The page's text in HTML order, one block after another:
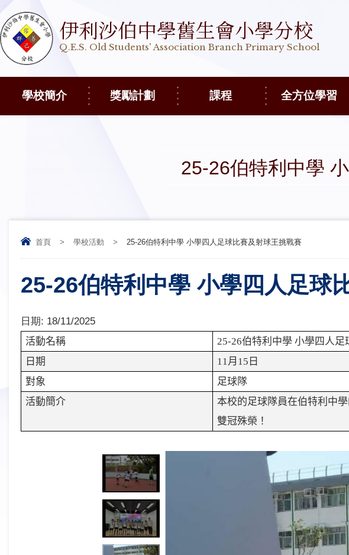
伊利沙伯中學舊生會小學分校
Q.E.S. Old Students' Association Branch Primary School
學校簡介 獎勵計劃 課程 全方位學習
25-26伯特利中學
首頁 > 學校活動 > 25-26伯特利中學 小學四人足球比賽及射球王挑戰賽
25-26伯特利中學 小學四人足球
日期: 18/11/2025
活動名稱
25-26伯特利中學 小學四人足
日期
11月 15 日
對象
足球隊
活動簡介
本校的足球隊員在伯特利中
雙冠殊榮！